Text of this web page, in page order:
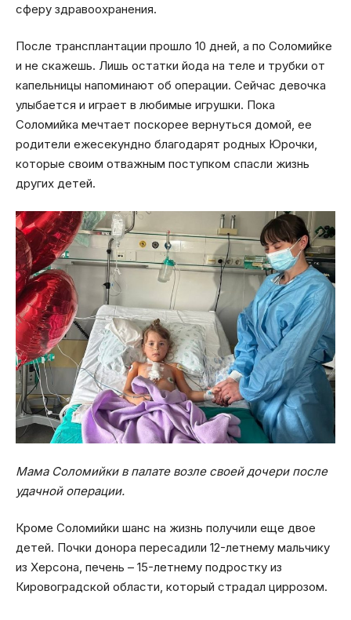
сферу здравоохранения.
После трансплантации прошло 10 дней, а по Соломийке
и не скажешь. Лишь остатки йода на теле и трубки от
капельницы напоминают об операции. Сейчас девочка
улыбается и играет в любимые игрушки. Пока
Соломийка мечтает поскорее вернуться домой, ее
родители ежесекундно благодарят родных Юрочки,
которые своим отважным поступком спасли жизнь
других детей.
Мама Соломийки в палате возле своей дочери после
удачной операции.
Кроме Соломийки шанс на жизнь получили еще двое
детей. Почки донора пересадили 12-летнему мальчику
из Херсона, печень – 15-летнему подростку из
Кировоградской области, который страдал циррозом.